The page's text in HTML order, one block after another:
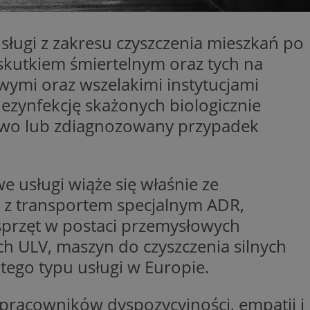
z zakresu czyszczenia mieszkań po
śmiertelnym oraz tych na
oraz wszelakimi instytucjami
skażonych biologicznie
lub zdiagnozowany przypadek
usługi wiąże się właśnie ze
transportem specjalnym ADR,
w postaci przemysłowych
maszyn do czyszczenia silnych
typu usługi w Europie.
dyspozycyjności, empatii i
sesji.
sesji.
Cookie-
dotyczących
to konieczne,
poprawnie.
zgody
ich interakcji z
dla
określone
skuteczności, a
i zawiera
korzysta
Opis